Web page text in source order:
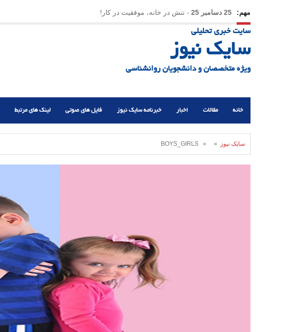
مهم: 25 دسامبر 25 - تنش در خانه، موفقیت در کار!
23 دسامبر 25
سایت خبری تحلیلی
سایک نیوز
ویژه متخصصان و دانشجویان روانشناسی
خانه مقالات اخبار خبرنامه سایک نیوز فایل های صوتی لینک های مرتبط
سایک نیوز » » BOYS_GIRLS